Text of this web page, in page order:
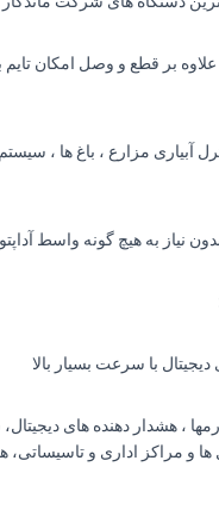
علاوه بر قطع و وصل امکان
آبیاری مزارع ، باغ ها
با سرعت بسیار بالا
، هشدار دهنده های
و مراکز اداری و تاسیساتی،